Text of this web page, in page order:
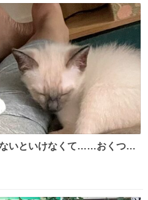
スします。「優秀」と「良い」は別なんですよね。 1/2
いといけなくて……おくつろ
すが……あの………😥